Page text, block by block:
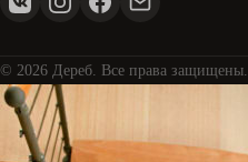
© 2026 Дереб. Все права защищены.